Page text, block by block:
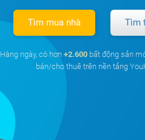
Tìm mua nhà Tìm
Hàng ngày, có hơn +2.600 bất động sản
bán/cho thuê trên nền tảng